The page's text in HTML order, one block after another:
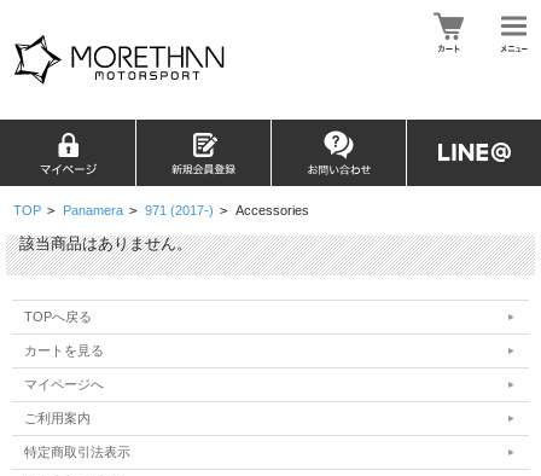
TOP > Panamera > 971 (2017-) > Accessories
該当商品はありません。
TOPへ戻る
カートを見る
マイページへ
ご利用案内
特定商取引法表示